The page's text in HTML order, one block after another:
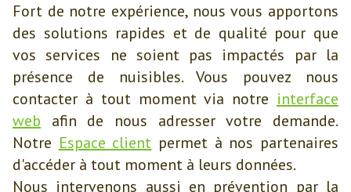
Fort de notre expérience, nous vous apportons
des solutions rapides et de qualité pour que
vos services ne soient pas impactés par la
présence de nuisibles. Vous pouvez nous
contacter à tout moment via notre interface
web afin de nous adresser votre demande.
Notre Espace client permet à nos partenaires
d'accéder à tout moment à leurs données.
Nous intervenons aussi en prévention par la